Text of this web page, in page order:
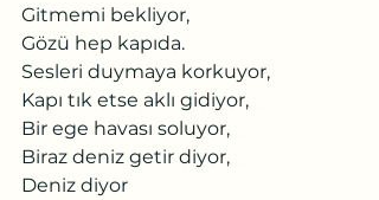
Gitmemi bekliyor,
Gözü hep kapıda.
Sesleri duymaya korkuyor,
Kapı tık etse aklı gidiyor,
Bir ege havası soluyor,
Biraz deniz getir diyor,
Deniz diyor